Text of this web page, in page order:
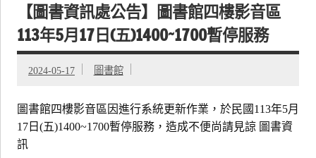
【圖書資訊處公告】圖書館四樓影音區
113年5月17日(五)1400~1700暫停服務
2024-05-17 圖書館
圖書館四樓影音區因進行系統更新作業，於民國113年5月
17日(五)1400~1700暫停服務，造成不便尚請見諒 圖書資
訊